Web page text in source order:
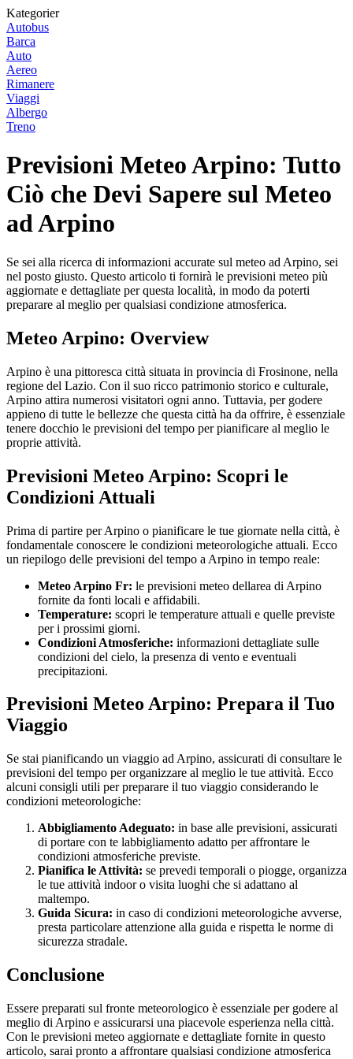
Kategorier
Autobus
Barca
Auto
Aereo
Rimanere
Viaggi
Albergo
Treno
Previsioni Meteo Arpino: Tutto
Ciò che Devi Sapere sul Meteo
ad Arpino
Se sei alla ricerca di informazioni accurate sul meteo ad Arpino, sei
nel posto giusto. Questo articolo ti fornirà le previsioni meteo più
aggiornate e dettagliate per questa località, in modo da poterti
preparare al meglio per qualsiasi condizione atmosferica.
Meteo Arpino: Overview
Arpino è una pittoresca città situata in provincia di Frosinone, nella
regione del Lazio. Con il suo ricco patrimonio storico e culturale,
Arpino attira numerosi visitatori ogni anno. Tuttavia, per godere
appieno di tutte le bellezze che questa città ha da offrire, è essenziale
tenere docchio le previsioni del tempo per pianificare al meglio le
proprie attività.
Previsioni Meteo Arpino: Scopri le
Condizioni Attuali
Prima di partire per Arpino o pianificare le tue giornate nella città, è
fondamentale conoscere le condizioni meteorologiche attuali. Ecco
un riepilogo delle previsioni del tempo a Arpino in tempo reale:
Meteo Arpino Fr: le previsioni meteo dellarea di Arpino
fornite da fonti locali e affidabili.
Temperature: scopri le temperature attuali e quelle previste
per i prossimi giorni.
Condizioni Atmosferiche: informazioni dettagliate sulle
condizioni del cielo, la presenza di vento e eventuali
precipitazioni.
Previsioni Meteo Arpino: Prepara il Tuo
Viaggio
Se stai pianificando un viaggio ad Arpino, assicurati di consultare le
previsioni del tempo per organizzare al meglio le tue attività. Ecco
alcuni consigli utili per preparare il tuo viaggio considerando le
condizioni meteorologiche:
Abbigliamento Adeguato: in base alle previsioni, assicurati
di portare con te labbigliamento adatto per affrontare le
condizioni atmosferiche previste.
Pianifica le Attività: se prevedi temporali o piogge, organizza
le tue attività indoor o visita luoghi che si adattano al
maltempo.
Guida Sicura: in caso di condizioni meteorologiche avverse,
presta particolare attenzione alla guida e rispetta le norme di
sicurezza stradale.
Conclusione
Essere preparati sul fronte meteorologico è essenziale per godere al
meglio di Arpino e assicurarsi una piacevole esperienza nella città.
Con le previsioni meteo aggiornate e dettagliate fornite in questo
articolo, sarai pronto a affrontare qualsiasi condizione atmosferica